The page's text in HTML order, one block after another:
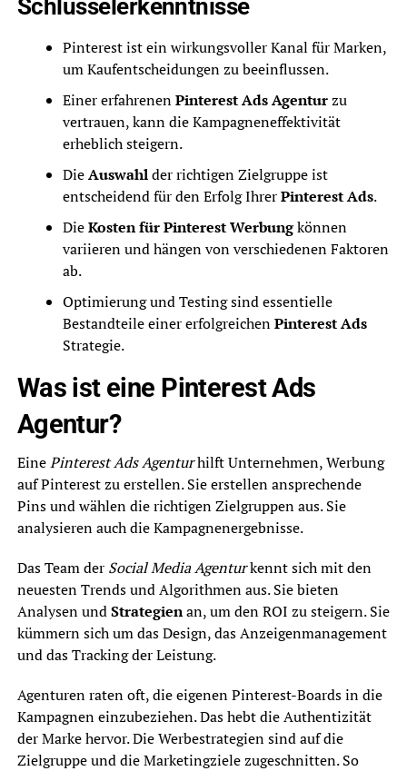
Schlüsselerkenntnisse
Pinterest ist ein wirkungsvoller Kanal für Marken,
um Kaufentscheidungen zu beeinflussen.
Einer erfahrenenPinterest Ads Agenturzu
vertrauen, kann die Kampagneneffektivität
erheblich steigern.
DieAuswahlder richtigen Zielgruppe ist
entscheidend für den Erfolg IhrerPinterest Ads.
DieKosten für Pinterest Werbungkönnen
variieren und hängen von verschiedenen Faktoren
ab.
Optimierung und Testing sind essentielle
Bestandteile einer erfolgreichenPinterest Ads
Strategie.
Was ist eine Pinterest Ads
Agentur?
EinePinterest Ads Agenturhilft Unternehmen, Werbung
auf Pinterest zu erstellen. Sie erstellen ansprechende
Pins und wählen die richtigen Zielgruppen aus. Sie
analysieren auch die Kampagnenergebnisse.
Das Team der Social Media Agenturkennt sich mit den
neuesten Trends und Algorithmen aus. Sie bieten
Analysen undStrategienan, um den ROI zu steigern. Sie
kümmern sich um das Design, das Anzeigenmanagement
und das Tracking der Leistung.
Agenturen raten oft, die eigenen Pinterest-Boards in die
Kampagnen einzubeziehen. Das hebt die Authentizität
der Marke hervor. Die Werbestrategien sind auf die
Zielgruppe und die Marketingziele zugeschnitten. So